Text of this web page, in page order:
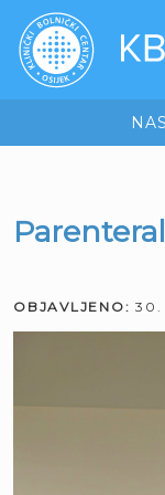
OBJAVLJENO: 30.